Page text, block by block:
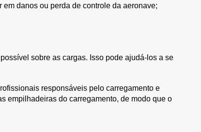
danos ou perda de controle da aeronave;
sobre as cargas. Isso pode ajudá-los a se
responsáveis pelo carregamento e
empilhadeiras do carregamento, de modo que o